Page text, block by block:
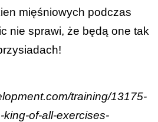
mięśniowych podczas
nie sprawi, że będą one tak
training/13175-
of-all-exercises-